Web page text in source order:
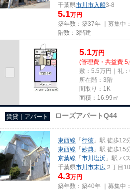
千葉県市川市 入船3-8
5.1万円
築年数：築37年 ｜募集中：
階数：3階建
5.1万円
(管理費・共益費
敷：5.5万円｜礼
所在階：3階
間取り：1K
面積：16.99㎡
賃貸｜アパート ローズアパートQ44
東西線 「行徳 」駅 徒歩12
東西線 「妙典 」駅 徒歩15
京葉線 「市川塩浜 」駅 バ
千葉県市川市末広 ２丁目
4.3万円
築年数：築40年 ｜募集中：